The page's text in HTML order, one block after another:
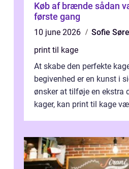
Køb af brænde sådan vælger du rigtigt
første gang
10 june 2026
Sofie
print til kage
At skabe den perfekte
begivenhed er en kunst i
ønsker at tilføje en ekstra
kager, kan print til kage